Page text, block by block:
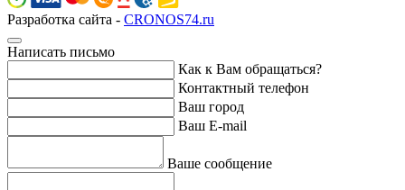
Разработка сайта - CRONOS74.ru
Написать письмо
Как к Вам обращаться?
Контактный телефон
Ваш город
Ваш E-mail
Ваше сообщение